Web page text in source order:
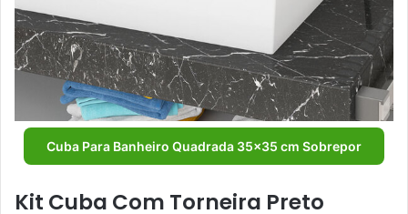
Cuba Para Banheiro Quadrada 35×35 cm Sobrepor
Kit Cuba Com Torneira Preto